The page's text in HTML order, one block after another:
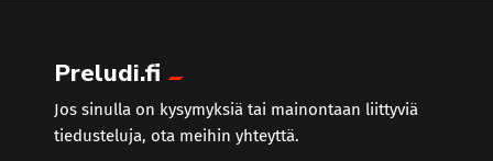
Preludi.fi
Jos sinulla on kysymyksiä tai mainontaan liittyviä
tiedusteluja, ota meihin yhteyttä.